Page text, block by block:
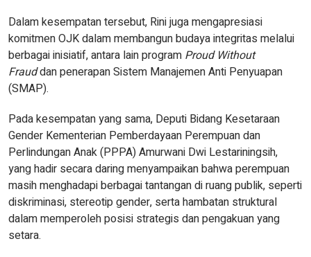
Dalam kesempatan tersebut, Rini juga mengapresiasi
komitmen OJK dalam membangun budaya integritas melalui
berbagai inisiatif, antara lain program Proud Without
Frauddan penerapan Sistem Manajemen Anti Penyuapan
(SMAP).
Pada kesempatan yang sama, Deputi Bidang Kesetaraan
Gender Kementerian Pemberdayaan Perempuan dan
Perlindungan Anak (PPPA) Amurwani Dwi Lestariningsih,
yang hadir secara daring menyampaikan bahwa perempuan
masih menghadapi berbagai tantangan di ruang publik, seperti
diskriminasi, stereotip gender, serta hambatan struktural
dalam memperoleh posisi strategis dan pengakuan yang
setara.